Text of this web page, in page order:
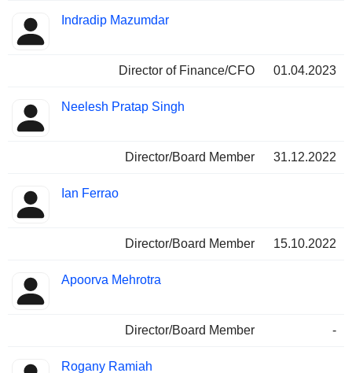
Indradip Mazumdar
Director of Finance/CFO 01.04.2023
Neelesh Pratap Singh
Director/Board Member 31.12.2022
Ian Ferrao
Director/Board Member 15.10.2022
Apoorva Mehrotra
Director/Board Member -
Rogany Ramiah